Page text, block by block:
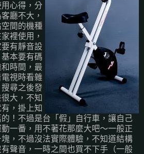
心得，分
廳不大，
間的機種
裡使用，
有靜音設
本要有碼
時間，最
視時看雜
尋之後發
大，不知
，掛上知
！不過是台「假」自行車，讓自己
一番，用不著花那麼大吧～一般正
，不過沒法實際體驗，不知道結構
聲音，一時之間也買不下手（一般